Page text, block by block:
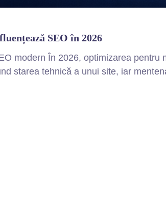
SEO în 2026
modern În 2026, optimizarea
starea tehnică a unui site, iar